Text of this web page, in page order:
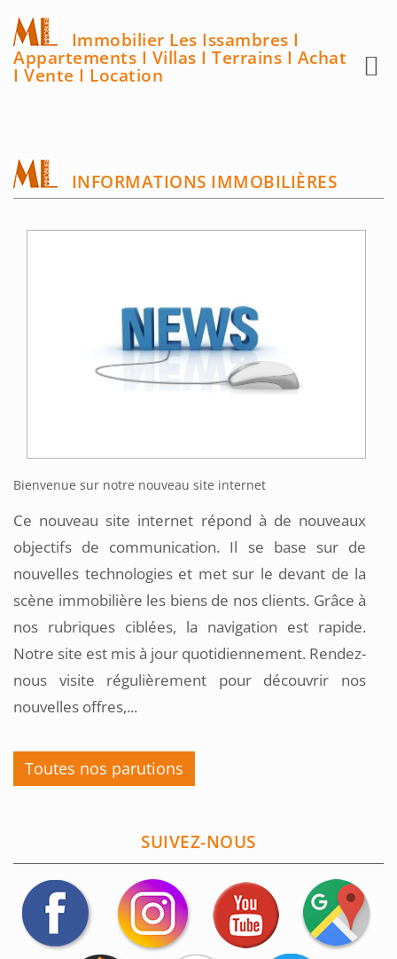
Immobilier Les Issambres I
Appartements I Villas I Terrains I Achat
I Vente I Location
INFORMATIONS IMMOBILIÈRES
Bienvenue sur notre nouveau site internet
Ce nouveau site internet répond à de nouveaux
objectifs de communication. Il se base sur de
nouvelles technologies​ et met sur le devant de la
scène immobilière les biens de nos clients. Grâce à
nos rubriques ciblées, la navigation est rapide.
Notre site est mis à jour quotidiennement. Rendez-
nous visite régulièrement pour découvrir nos
nouvelles offres,...
Toutes nos parutions
SUIVEZ-NOUS